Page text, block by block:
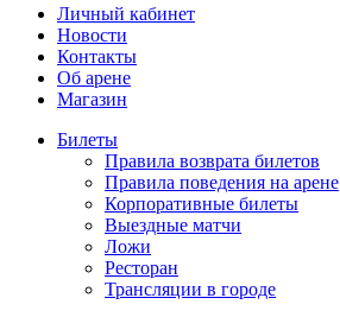
Личный кабинет
Новости
Контакты
Об арене
Магазин
Билеты
Правила возврата билетов
Правила поведения на арене
Корпоративные билеты
Выездные матчи
Ложи
Ресторан
Трансляции в городе